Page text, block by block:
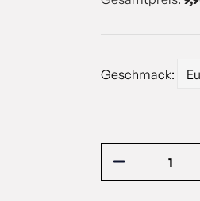
Geschmack: